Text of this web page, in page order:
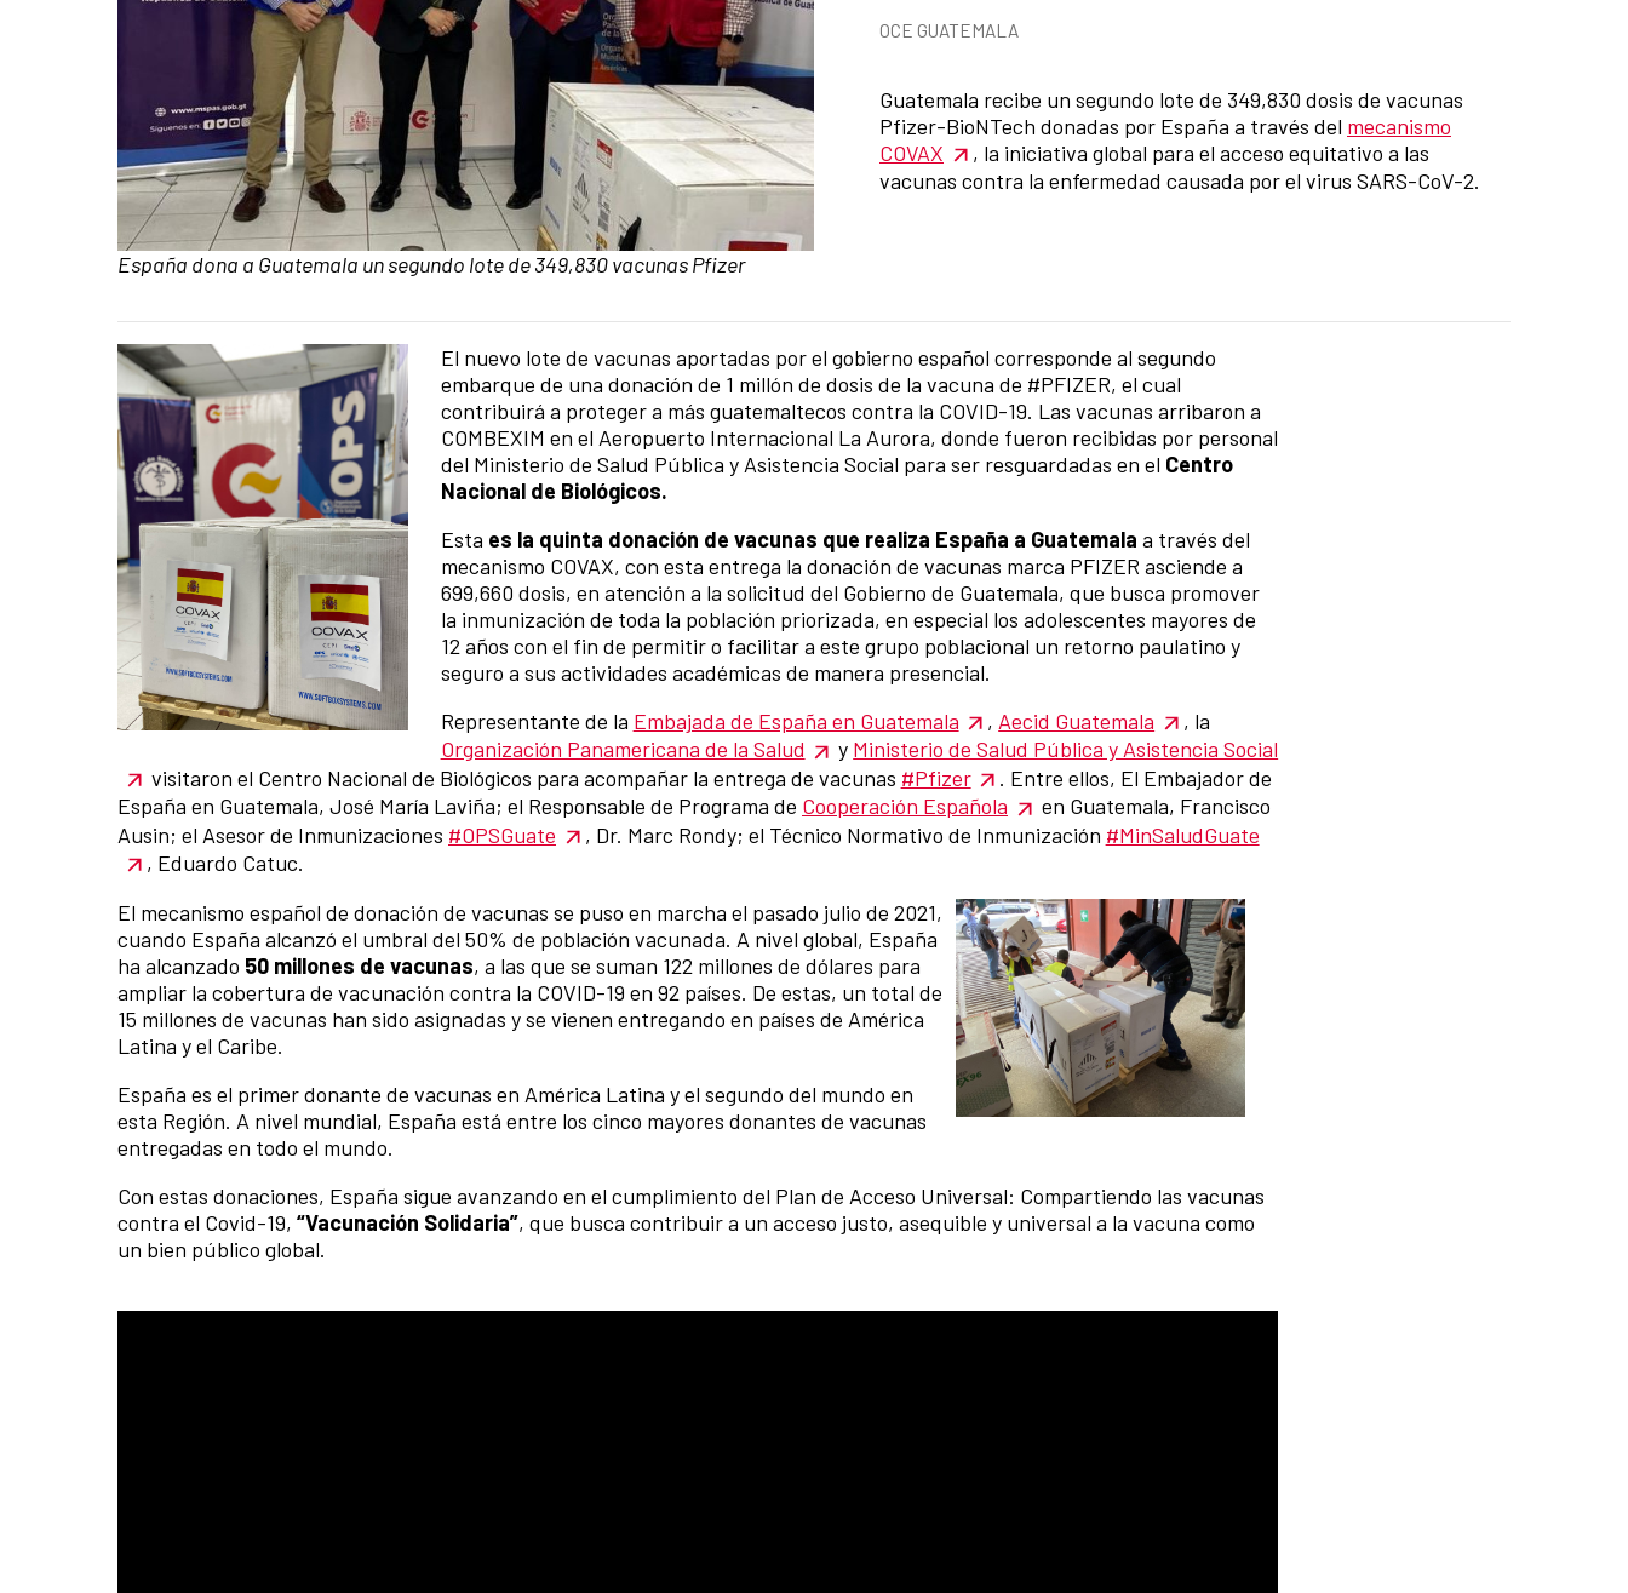
Caption:
España dona a Guatemala un segundo lote de 349,830 vacunas Pfizer
News categories
OCE GUATEMALA
Guatemala recibe un segundo lote de 349,830 dosis de vacunas
Pfizer-BioNTech donadas por España a través del mecanismo
COVAX
, la iniciativa global para el acceso equitativo a las
vacunas contra la enfermedad causada por el virus SARS-CoV-2.
News content
El nuevo lote de vacunas aportadas por el gobierno español corresponde al segundo
embarque de una donación de 1 millón de dosis de la vacuna de #PFIZER, el cual
contribuirá a proteger a más guatemaltecos contra la COVID-19. Las vacunas arribaron a
COMBEXIM en el Aeropuerto Internacional La Aurora, donde fueron recibidas por personal
del Ministerio de Salud Pública y Asistencia Social para ser resguardadas en el Centro
Nacional de Biológicos.
Esta es la quinta donación de vacunas que realiza España a Guatemala a través del
mecanismo COVAX, con esta entrega la donación de vacunas marca PFIZER asciende a
699,660 dosis, en atención a la solicitud del Gobierno de Guatemala, que busca promover
la inmunización de toda la población priorizada, en especial los adolescentes mayores de
12 años con el fin de permitir o facilitar a este grupo poblacional un retorno paulatino y
seguro a sus actividades académicas de manera presencial.
Representante de la Embajada de España en Guatemala , Aecid Guatemala
, la
Organización Panamericana de la Salud
y Ministerio de Salud Pública y Asistencia Social
visitaron el Centro Nacional de Biológicos para acompañar la entrega de vacunas #Pfizer
. Entre ellos, El Embajador de
España en Guatemala, José María Laviña; el Responsable de Programa de Cooperación Española
en Guatemala, Francisco
Ausin; el Asesor de Inmunizaciones #OPSGuate , Dr. Marc Rondy; el Técnico Normativo de Inmunización #MinSaludGuate
, Eduardo Catuc.
El mecanismo español de donación de vacunas se puso en marcha el pasado julio de 2021,
cuando España alcanzó el umbral del 50% de población vacunada. A nivel global, España
ha alcanzado 50 millones de vacunas, a las que se suman 122 millones de dólares para
ampliar la cobertura de vacunación contra la COVID-19 en 92 países. De estas, un total de
15 millones de vacunas han sido asignadas y se vienen entregando en países de América
Latina y el Caribe.
España es el primer donante de vacunas en América Latina y el segundo del mundo en
esta Región. A nivel mundial, España está entre los cinco mayores donantes de vacunas
entregadas en todo el mundo.
Con estas donaciones, España sigue avanzando en el cumplimiento del Plan de Acceso Universal: Compartiendo las vacunas
contra el Covid-19, “Vacunación Solidaria”, que busca contribuir a un acceso justo, asequible y universal a la vacuna como
un bien público global.